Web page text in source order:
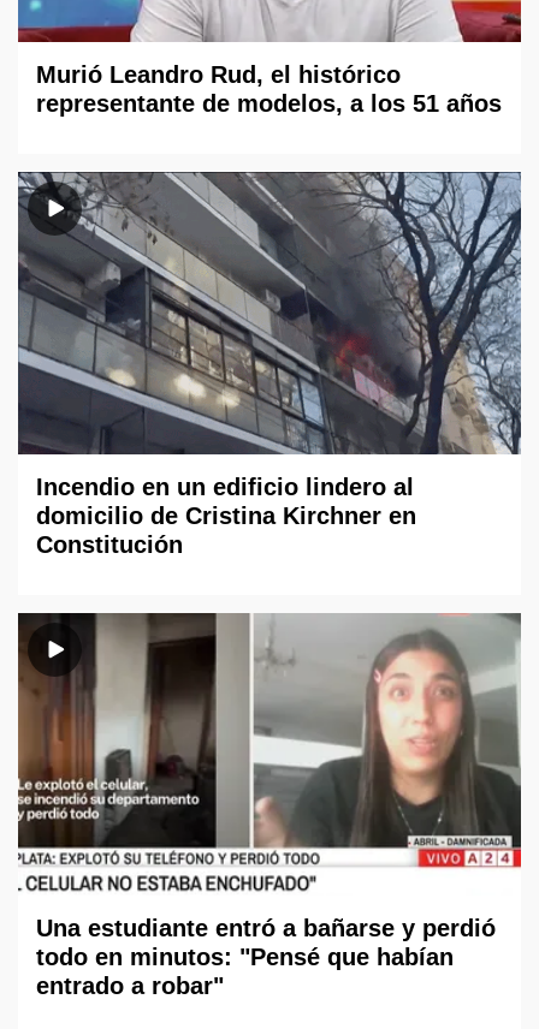
Murió Leandro Rud, el histórico
representante de modelos, a los 51 años
Incendio en un edificio lindero al
domicilio de Cristina Kirchner en
Constitución
Una estudiante entró a bañarse y perdió
todo en minutos: "Pensé que habían
entrado a robar"